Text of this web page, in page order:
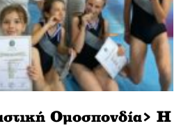
Ομοσπονδία> Η